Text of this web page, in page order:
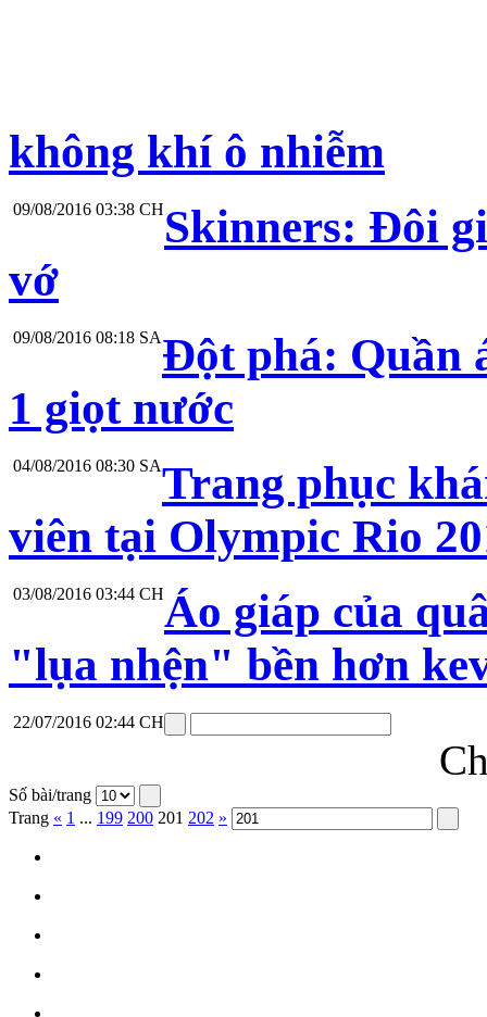
không khí ô nhiễm
09/08/2016 03:38 CHSkinners: Đôi
vớ
09/08/2016 08:18 SAĐột phá: Quần
1 giọt nước
04/08/2016 08:30 SATrang phục
viên tại Olympic Rio
03/08/2016 03:44 CHÁo giáp của
"lụa nhện" bền hơn
22/07/2016 02:44 CH
Số bài/trang
Trang « 1 ... 199 200 201 202 »